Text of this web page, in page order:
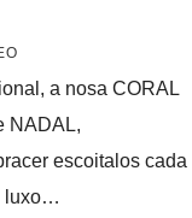
a nosa CORAL
NADAL,
escoitalos cada
luxo…